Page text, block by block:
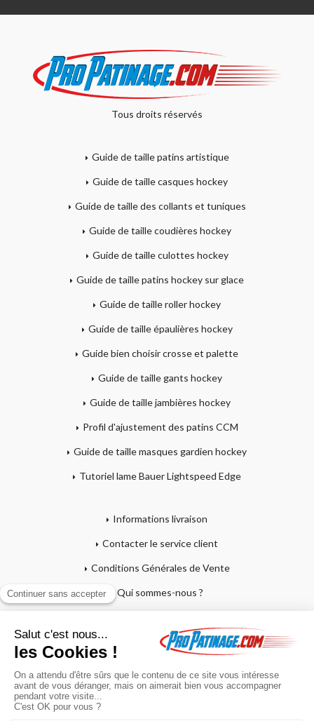
Tous droits réservés
Guide de taille patins artistique
Guide de taille casques hockey
Guide de taille des collants et tuniques
Guide de taille coudières hockey
Guide de taille culottes hockey
Guide de taille patins hockey sur glace
Guide de taille roller hockey
Guide de taille épaulières hockey
Guide bien choisir crosse et palette
Guide de taille gants hockey
Guide de taille jambières hockey
Profil d'ajustement des patins CCM
Guide de taille masques gardien hockey
Tutoriel lame Bauer Lightspeed Edge
Informations livraison
Contacter le service client
Conditions Générales de Vente
Qui sommes-nous ?
Mon compte
Mon panier